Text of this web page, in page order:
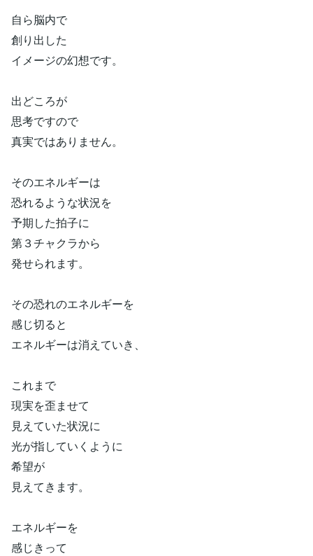
自ら脳内で
創り出した
イメージの幻想です。
出どころが
思考ですので
真実ではありません。
そのエネルギーは
恐れるような状況を
予期した拍子に
第３チャクラから
発せられます。
その恐れのエネルギーを
感じ切ると
エネルギーは消えていき、
これまで
現実を歪ませて
見えていた状況に
光が指していくように
希望が
見えてきます。
エネルギーを
感じきって